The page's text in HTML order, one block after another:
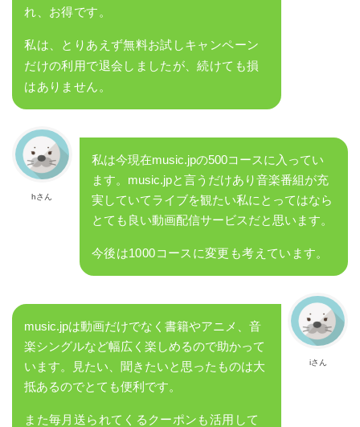
れ、お得です。
私は、とりあえず無料お試しキャンペーン
だけの利用で退会しましたが、続けても損
はありません。
hさん
私は今現在music.jpの500コースに入ってい
ます。music.jpと言うだけあり音楽番組が充
実していてライブを観たい私にとってはなら
とても良い動画配信サービスだと思います。
今後は1000コースに変更も考えています。
iさん
music.jpは動画だけでなく書籍やアニメ、音
楽シングルなど幅広く楽しめるので助かって
います。見たい、聞きたいと思ったものは大
抵あるのでとても便利です。
また毎月送られてくるクーポンも活用して